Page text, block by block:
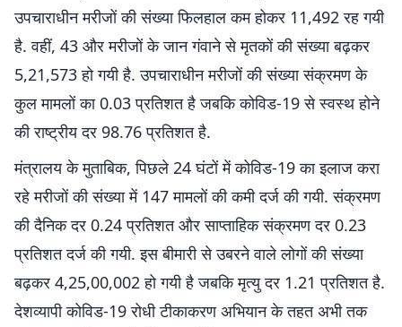
उपचाराधीन मरीजों की संख्या फिलहाल कम होकर 11,492 रह गयी
है. वहीं, 43 और मरीजों के जान गंवाने से मृतकों की संख्या बढ़कर
5,21,573 हो गयी है. उपचाराधीन मरीजों की संख्या संक्रमण के
कुल मामलों का 0.03 प्रतिशत है जबकि कोविड-19 से स्वस्थ होने
की राष्ट्रीय दर 98.76 प्रतिशत है.
मंत्रालय के मुताबिक, पिछले 24 घंटों में कोविड-19 का इलाज करा
रहे मरीजों की संख्या में 147 मामलों की कमी दर्ज की गयी. संक्रमण
की दैनिक दर 0.24 प्रतिशत और साप्ताहिक संक्रमण दर 0.23
प्रतिशत दर्ज की गयी. इस बीमारी से उबरने वाले लोगों की संख्या
बढ़कर 4,25,00,002 हो गयी है जबकि मृत्यु दर 1.21 प्रतिशत है.
देशव्यापी कोविड-19 रोधी टीकाकरण अभियान के तहत अभी तक